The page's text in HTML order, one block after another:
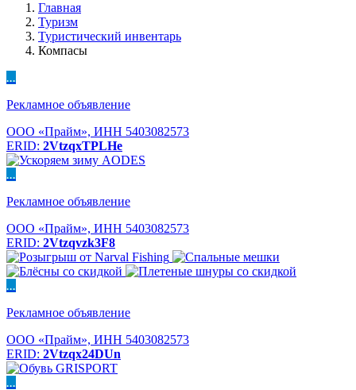
Главная
Туризм
Туристический инвентарь
Компасы
...
Рекламное объявление
ООО «Прайм», ИНН 5403082573
ERID: 2VtzqxTPLHe
...
Рекламное объявление
ООО «Прайм», ИНН 5403082573
ERID: 2Vtzqvzk3F8
...
Рекламное объявление
ООО «Прайм», ИНН 5403082573
ERID: 2Vtzqx24DUn
...